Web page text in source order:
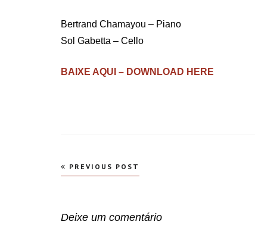
Bertrand Chamayou – Piano
Sol Gabetta – Cello
BAIXE AQUI – DOWNLOAD HERE
Navegação
PREVIOUS POST
Deixe um comentário